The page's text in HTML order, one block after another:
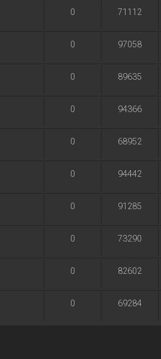
0 71112
0 97058
0 89635
0 94366
0 68952
0 94442
0 91285
0 73290
0 82602
0 69284